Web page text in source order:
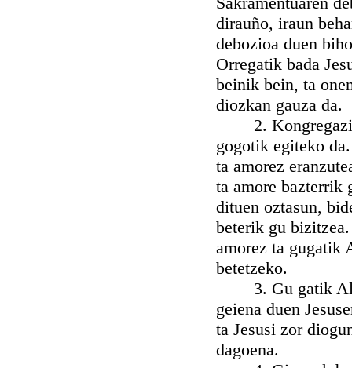
dirauño, iraun
debozioa duen
Orregatik bada
beinik bein, ta
diozkan gauza da.
2. Kongregazio
gogotik egiteko
ta amorez
ta amore bazterrik
dituen oztasun,
beterik gu
amorez ta gugatik
betetzeko.
3. Gu gatik
geiena duen
ta Jesusi zor
dagoena.